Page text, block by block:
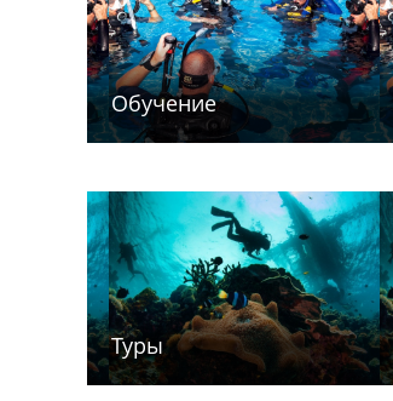
Обучение
Туры